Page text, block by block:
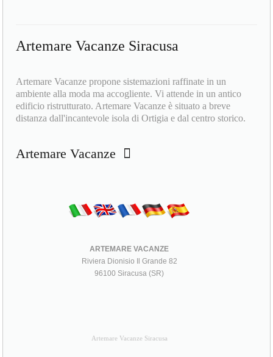
Artemare Vacanze Siracusa
Artemare Vacanze propone sistemazioni raffinate in un
ambiente alla moda ma accogliente. Vi attende in un antico
edificio ristrutturato. Artemare Vacanze è situato a breve
distanza dall'incantevole isola di Ortigia e dal centro storico.
Artemare Vacanze
ARTEMARE VACANZE
Riviera Dionisio Il Grande 82
96100 Siracusa (SR)
Artemare Vacanze Siracusa